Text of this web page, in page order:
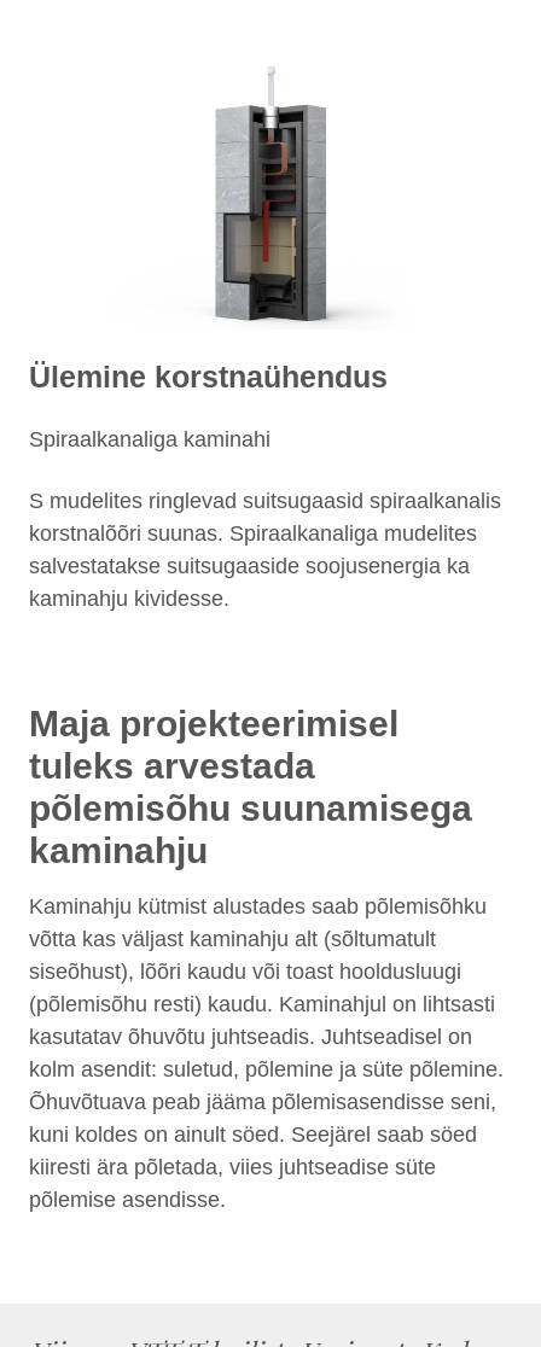
Ülemine korstnaühendus
Spiraalkanaliga kaminahi
S mudelites ringlevad suitsugaasid spiraalkanalis
korstnalõõri suunas. Spiraalkanaliga mudelites
salvestatakse suitsugaaside soojusenergia ka
kaminahju kividesse.
Maja projekteerimisel
tuleks arvestada
põlemisõhu suunamisega
kaminahju
Kaminahju kütmist alustades saab põlemisõhku
võtta kas väljast kaminahju alt (sõltumatult
siseõhust), lõõri kaudu või toast hooldusluugi
(põlemisõhu resti) kaudu. Kaminahjul on lihtsasti
kasutatav õhuvõtu juhtseadis. Juhtseadisel on
kolm asendit: suletud, põlemine ja süte põlemine.
Õhuvõtuava peab jääma põlemisasendisse seni,
kuni koldes on ainult söed. Seejärel saab söed
kiiresti ära põletada, viies juhtseadise süte
põlemise asendisse.